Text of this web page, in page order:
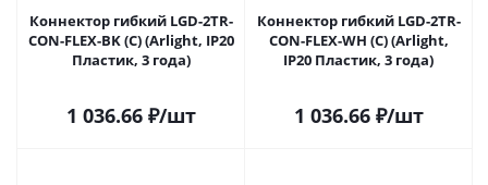
Коннектор гибкий LGD-2TR-
CON-FLEX-BK (C) (Arlight, IP20
Пластик, 3 года)
1 036.66₽/шт
Коннектор гибкий LGD-2TR-
CON-FLEX-WH (C) (Arlight,
IP20 Пластик, 3 года)
1 036.66₽/шт